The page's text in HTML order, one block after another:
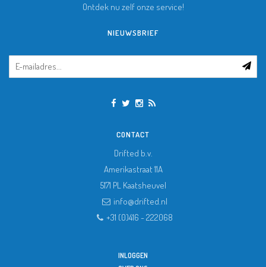
Ontdek nu zelf onze service!
NIEUWSBRIEF
CONTACT
Drifted b.v.
Amerikastraat 11A
5171 PL Kaatsheuvel
info@drifted.nl
+31 (0)416 - 222068
INLOGGEN